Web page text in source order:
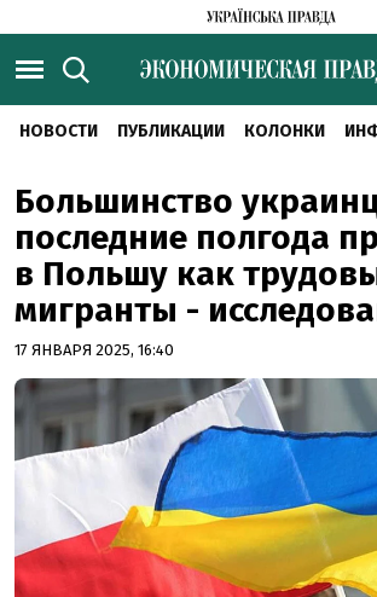
НОВОСТИ ПУБЛИКАЦИИ КОЛОНКИ
Большинство
последние полгода
в Польшу как
мигранты -
17 ЯНВАРЯ 2025, 16:40